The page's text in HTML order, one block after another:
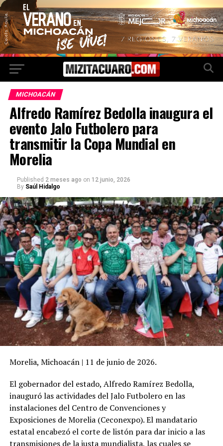
MICHOACÁN
Alfredo Ramírez Bedolla inaugura el
evento Jalo Futbolero para
transmitir la Copa Mundial en
Morelia
Published 2 meses ago on 12 junio, 2026
By Saúl Hidalgo
Morelia, Michoacán | 11 de junio de 2026.
El gobernador del estado, Alfredo Ramírez Bedolla,
inauguró las actividades del Jalo Futbolero en las
instalaciones del Centro de Convenciones y
Exposiciones de Morelia (Ceconexpo). El mandatario
estatal encabezó el corte de listón para dar inicio a las
transmisiones de la justa mundialista, las cuales se